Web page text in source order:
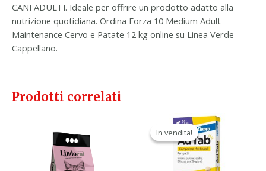
CANI ADULTI. Ideale per offrire un prodotto adatto alla
nutrizione quotidiana. Ordina Forza 10 Medium Adult
Maintenance Cervo e Patate 12 kg online su Linea Verde
Cappellano.
Prodotti correlati
In vendita!
In vendita!
Il
prezzo
originale
era:
34,80 €.